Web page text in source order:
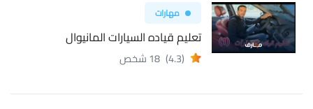
مهارات
تعليم قياده السيارات المانيوال
(4.3) 18 شخص